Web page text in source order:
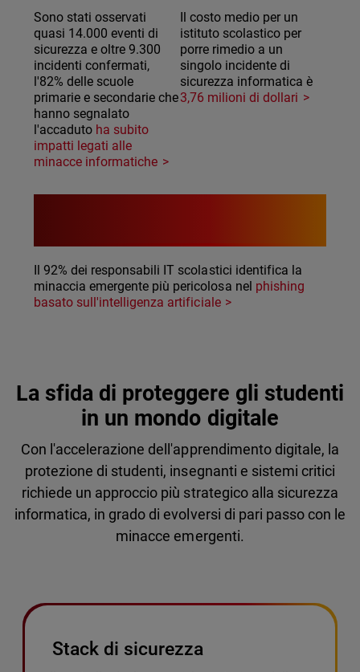
Sono stati osservati
quasi 14.000 eventi di
sicurezza e oltre 9.300
incidenti confermati,
l'82% delle scuole
primarie e secondarie che
hanno segnalato
l'accaduto ha subito
impatti legati alle
minacce informatiche
Il costo medio per un
istituto scolastico per
porre rimedio a un
singolo incidente di
sicurezza informatica è
3,76 milioni di dollari
Il 92% dei responsabili IT scolastici identifica la
minaccia emergente più pericolosa nel phishing
basato sull'intelligenza artificiale
La sfida di proteggere gli studenti
in un mondo digitale
Con l'accelerazione dell'apprendimento digitale, la
protezione di studenti, insegnanti e sistemi critici
richiede un approccio più strategico alla sicurezza
informatica, in grado di evolversi di pari passo con le
minacce emergenti.
Stack di sicurezza